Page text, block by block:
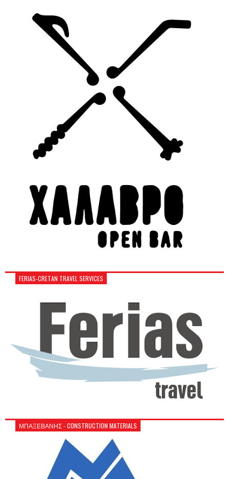
FERIAS-CRETAN TRAVEL SERVICES
ΜΠΑΞΕΒΑΝΗΣ - CONSTRUCTION MATERIALS